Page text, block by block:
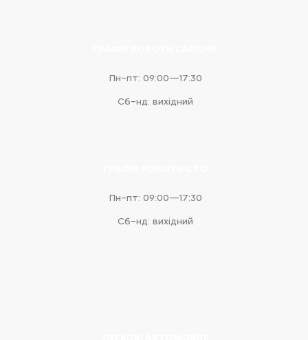
Пн–пт: 09:00—17:30
Сб–нд: вихідний
Пн–пт: 09:00—17:30
Сб–нд: вихідний